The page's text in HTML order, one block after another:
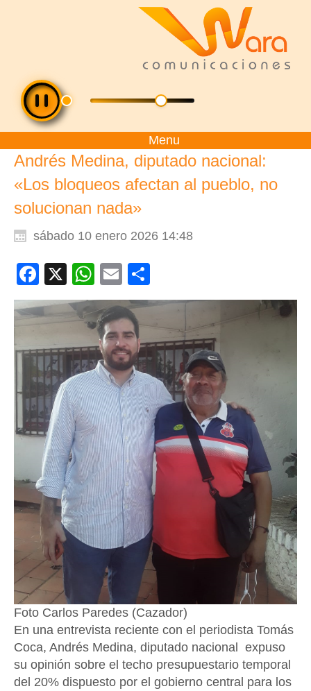
Menu
Andrés Medina, diputado nacional:
«Los bloqueos afectan al pueblo, no
solucionan nada»
sábado 10 enero 2026 14:48
Facebook
X WhatsApp
Email
Foto Carlos Paredes (Cazador)
En una entrevista reciente con el periodista Tomás
Coca, Andrés Medina, diputado nacional expuso
su opinión sobre el techo presupuestario temporal
del 20% dispuesto por el gobierno central para los